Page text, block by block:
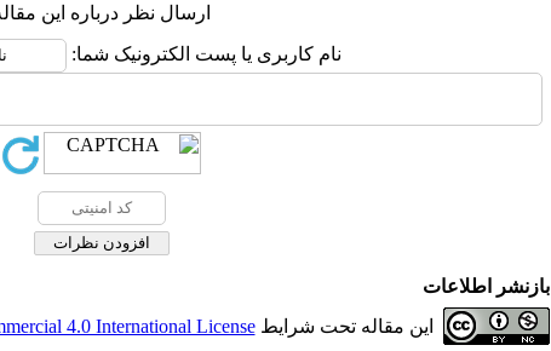
ارسال نظر درباره این
نام کاربری یا پست الکترونیک شما:
بازنشر اطلاعات
این مقاله تحت شرایط4.0 International License